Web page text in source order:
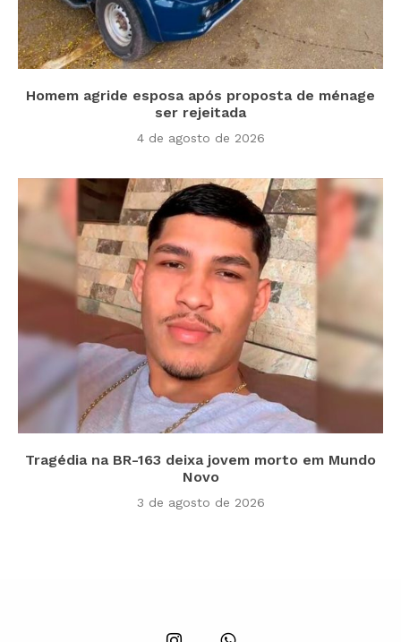
Homem agride esposa após proposta de ménage
ser rejeitada
4 de agosto de 2026
Tragédia na BR-163 deixa jovem morto em Mundo
Novo
3 de agosto de 2026